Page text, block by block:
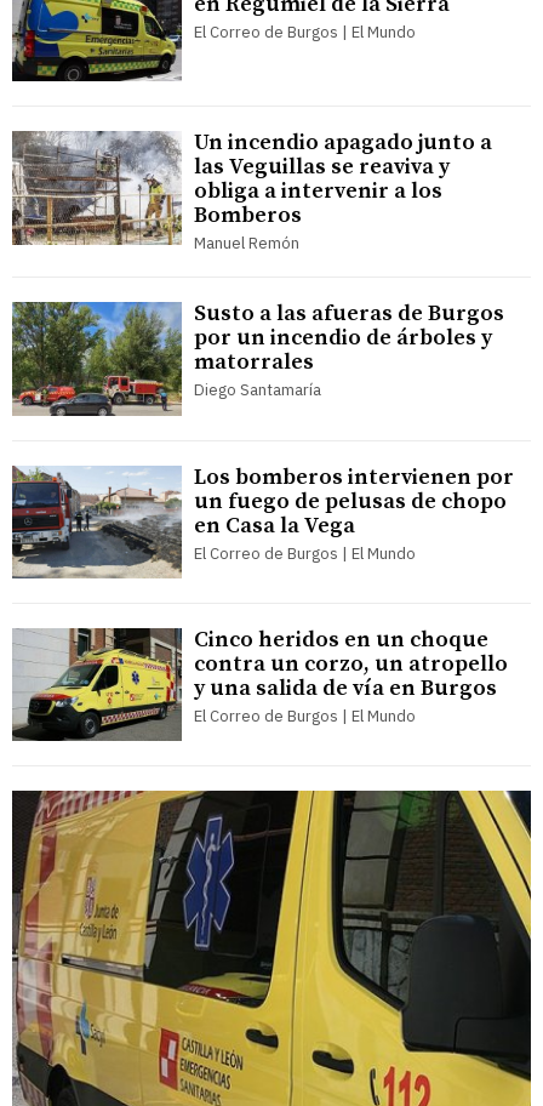
El Correo de Burgos | El Mundo
Un incendio apagado junto a
las Veguillas se reaviva y
obliga a intervenir a los
Bomberos
Manuel Remón
Susto a las afueras de Burgos
por un incendio de árboles y
matorrales
Diego Santamaría
Los bomberos intervienen por
un fuego de pelusas de chopo
en Casa la Vega
El Correo de Burgos | El Mundo
Cinco heridos en un choque
contra un corzo, un atropello
y una salida de vía en Burgos
El Correo de Burgos | El Mundo